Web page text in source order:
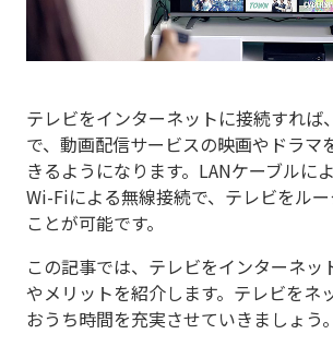
テレビをインターネットに接続すれば
で、動画配信サービスの映画やドラマ
きるようになります。LANケーブルに
Wi-Fiによる無線接続で、テレビをル
ことが可能です。
この記事では、テレビをインターネッ
やメリットを紹介します。テレビをネ
おうち時間を充実させていきましょう。